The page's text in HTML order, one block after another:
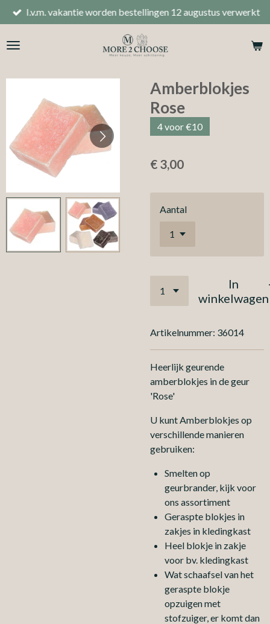
Ga
direct
naar
I.v.m. vakantie worden bestellingen 12 augustus verwerkt
Amberblokjes
Rose
4 voor €10
€ 3,00
Aantal
In
winkelwagen
Artikelnummer: 36014
Heerlijk geurende
amberblokjes in de geur
'Rose'
U kunt Amberblokjes op
verschillende manieren
gebruiken:
Smelten op
geurbrander, kijk voor
ons assortiment
Geraspte blokjes in
zakjes in kledingkast
Heel blokje in zakje
voor bv. kledingkast
Wat schaafsel van het
geraspte blokje
opzuigen met
stofzuiger, er komt dan